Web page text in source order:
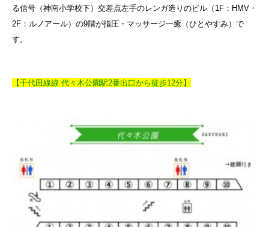
る信号（神南小学校下）交差点左手のレンガ造りのビル（1F：HMV・
2F：ルノアール）の9階が指圧・マッサージ一癒（ひとやすみ）で
す。
【千代田線線 代々木公園駅2番出口から徒歩12分】